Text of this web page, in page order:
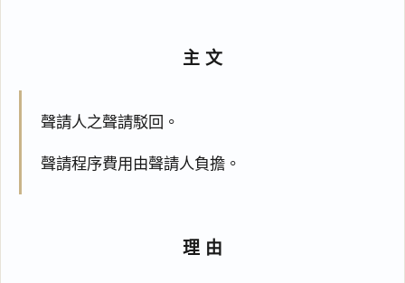
主文
聲請人之聲請駁回。
聲請程序費用由聲請人負擔。
理由